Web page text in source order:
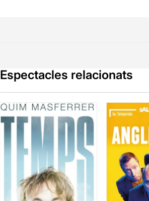
Espectacles relacionats